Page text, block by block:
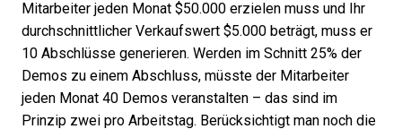
Mitarbeiter jeden Monat $50.000 erzielen muss und Ihr
durchschnittlicher Verkaufswert $5.000 beträgt, muss er
10 Abschlüsse generieren. Werden im Schnitt 25% der
Demos zu einem Abschluss, müsste der Mitarbeiter
jeden Monat 40 Demos veranstalten – das sind im
Prinzip zwei pro Arbeitstag. Berücksichtigt man noch die